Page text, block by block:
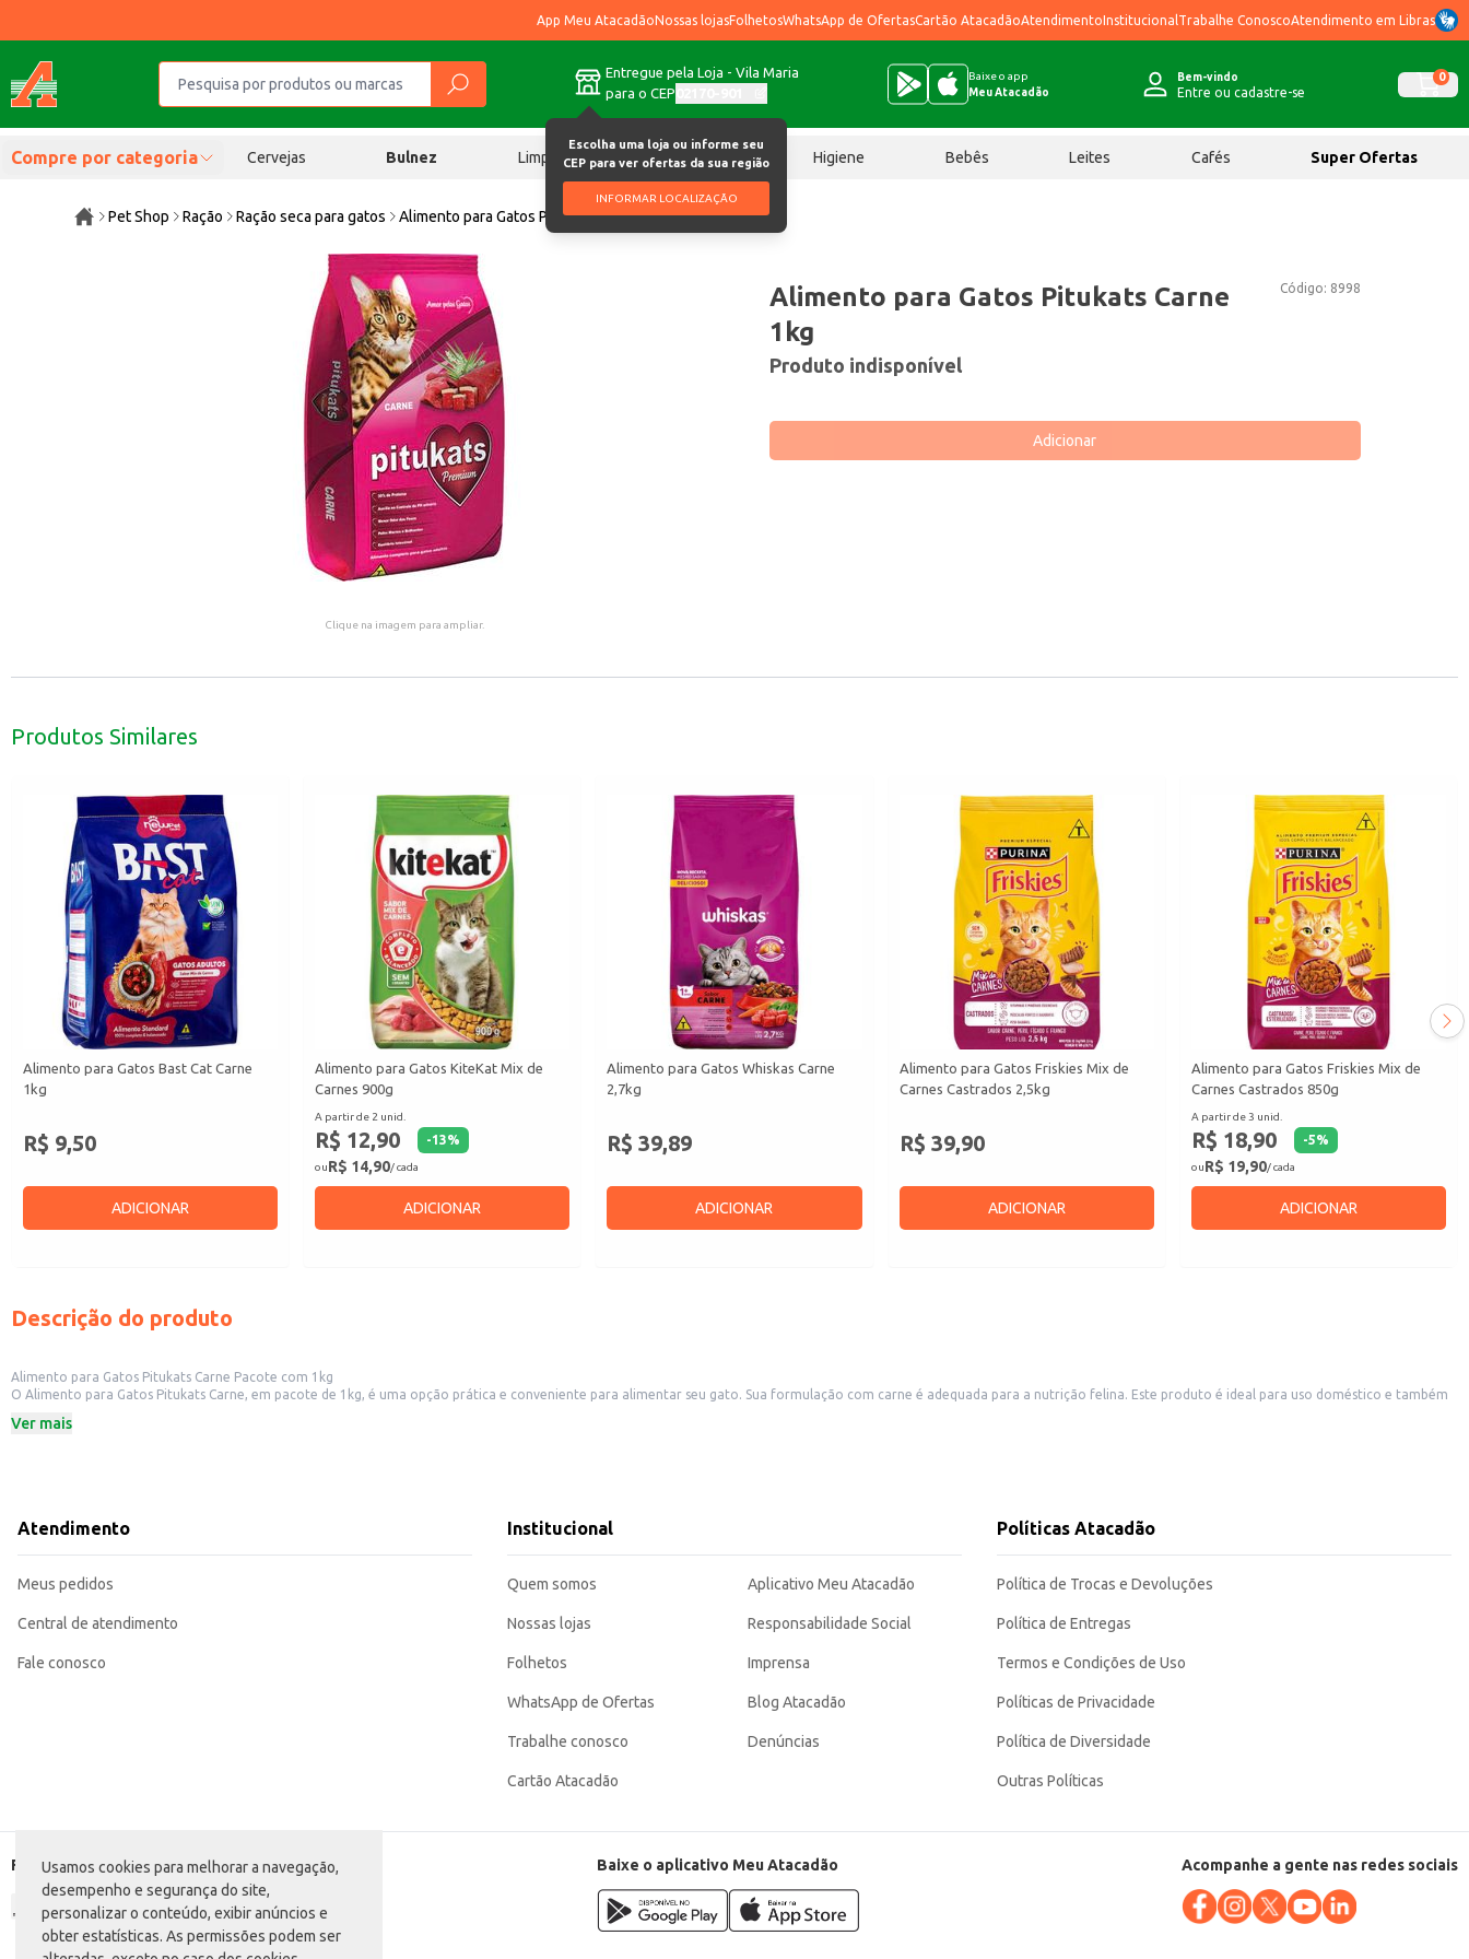
Usamos cookies para melhorar a navegação,
desempenho e segurança do site,
personalizar o conteúdo, exibir anúncios e
obter estatísticas. As permissões podem ser
App Meu AtacadãoNossas lojasFolhetosWhatsApp de OfertasCartão AtacadãoAtendimentoInstitucional Trabalhe ConoscoAtendimento em Libras
Entregue pela Loja - Vila Maria
para o CEP
Escolha uma loja ou informe seu
CEP para ver ofertas da sua região
INFORMAR LOCALIZAÇÃO
Baixe o app
Meu Atacadão
Bem-vindo
Entre ou cadastre-se
0
Compre por categoria Cervejas Bulnez Limpeza Chocolates Higiene Bebês Leites Cafés Super Ofertas
Pet Shop Ração Ração seca para gatos Alimento para Gatos Pitukats Carne 1kg
Clique na imagem para ampliar.
Código: 8998
Alimento para Gatos Pitukats Carne
1kg
Produto indisponível
Adicionar
Produtos Similares
Alimento para Gatos Bast Cat Carne
1kg
R$ 9,50
ADICIONAR
Alimento para Gatos KiteKat Mix de
Carnes 900g
A partir de 2 unid.
R$ 12,90 -13%
ouR$ 14,90/ cada
ADICIONAR
Alimento para Gatos Whiskas Carne
2,7kg
R$ 39,89
ADICIONAR
Alimento para Gatos Friskies Mix de
Carnes Castrados 2,5kg
R$ 39,90
ADICIONAR
Alimento para Gatos Friskies Mix de
Carnes Castrados 850g
A partir de 3 unid.
R$ 18,90 -5%
ouR$ 19,90/ cada
ADICIONAR
Descrição do produto
Alimento para Gatos Pitukats Carne Pacote com 1kg
O Alimento para Gatos Pitukats Carne, em pacote de 1kg, é uma opção prática e conveniente para alimentar seu gato. Sua formulação com carne é adequada para a nutrição felina. Este produto é ideal para uso doméstico e também
Dicas de uso:
O Alimento para Gatos Pitukats Carne oferece uma opção de ração seca em embalagem de 1kg, facilitando o armazenamento e o manuseio, tanto para uso doméstico quanto para estabelecimentos comerciais que buscam atender a
demanda por produtos de qualidade para gatos.
Marca: Pitukats
Categoria: Ração seca para gatos
EAN: 42094982
Ver mais
Atendimento
Meus pedidos
Central de atendimento
Fale conosco
Institucional
Quem somos
Nossas lojas
Folhetos
WhatsApp de Ofertas
Trabalhe conosco
Cartão Atacadão
Aplicativo Meu Atacadão
Responsabilidade Social
Imprensa
Blog Atacadão
Denúncias
Políticas Atacadão
Política de Trocas e Devoluções
Política de Entregas
Termos e Condições de Uso
Políticas de Privacidade
Política de Diversidade
Outras Políticas
Formas de pagamento Baixe o aplicativo Meu Atacadão Acompanhe a gente nas redes sociais